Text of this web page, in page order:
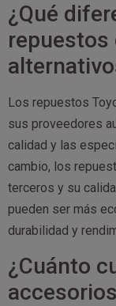
¿Qué
repuestos
Los repuestos
sus proveedores
calidad y las
cambio, los
terceros y su
pueden ser más
durabilidad y
¿Cuánto